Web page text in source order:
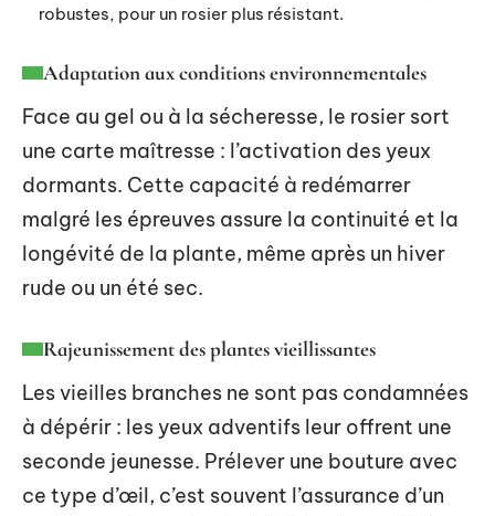
robustes, pour un rosier plus résistant.
Adaptation aux conditions environnementales
Face au gel ou à la sécheresse, le rosier sort
une carte maîtresse : l’activation des yeux
dormants. Cette capacité à redémarrer
malgré les épreuves assure la continuité et la
longévité de la plante, même après un hiver
rude ou un été sec.
Rajeunissement des plantes vieillissantes
Les vieilles branches ne sont pas condamnées
à dépérir : les yeux adventifs leur offrent une
seconde jeunesse. Prélever une bouture avec
ce type d’œil, c’est souvent l’assurance d’un